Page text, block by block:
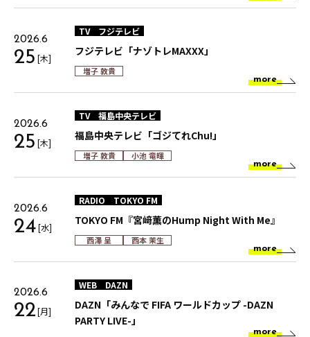
2026.6
25 [木]
TV フジテレビ
フジテレビ「ナゾトレMAXXX」
増子 敦貴
more
2026.6
25 [木]
TV 福島中央テレビ
福島中央テレビ「ゴジてれChu!」
増子 敦貴 小池 竜暉
more
2026.6
24[水]
RADIO TOKYO FM
TOKYO FM『宮﨑薫のHump Night With Me』
西澤 呈 西本 茉生
more
2026.6
22[月]
WEB DAZN
DAZN「みんなで FIFA ワールドカップ -DAZN
PARTY LIVE-」
more